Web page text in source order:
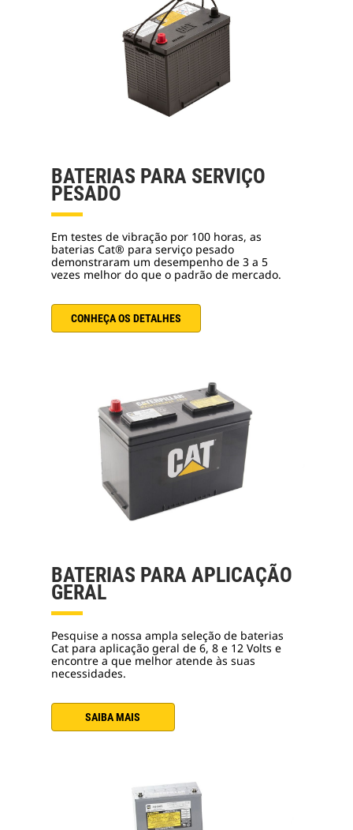
BATERIAS PARA SERVIÇO
PESADO
Em testes de vibração por 100 horas, as
baterias Cat® para serviço pesado
demonstraram um desempenho de 3 a 5
vezes melhor do que o padrão de mercado.
CONHEÇA OS DETALHES
BATERIAS PARA APLICAÇÃO
GERAL
Pesquise a nossa ampla seleção de baterias
Cat para aplicação geral de 6, 8 e 12 Volts e
encontre a que melhor atende às suas
necessidades.
SAIBA MAIS